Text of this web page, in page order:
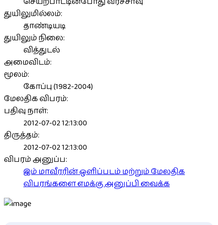
துயிலுமில்லம்:
தாண்டியடி
துயிலும் நிலை:
வித்துடல்
அமைவிடம்:
மூலம்:
கோப்பு (1982-2004)
மேலதிக விபரம்:
பதிவு நாள்:
2012-07-02 12:13:00
திருத்தம்:
2012-07-02 12:13:00
விபரம் அனுப்ப:
இம் மாவீரரின் ஒளிப்படம் மற்றும் மேலதிக
விபரங்களை எமக்கு அனுப்பி வைக்க